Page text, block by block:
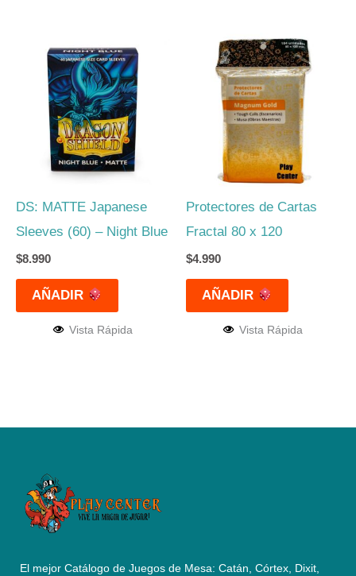
DS: MATTE Japanese
Sleeves (60) – Night Blue
$8.990
AÑADIR
Vista Rápida
Protectores de Cartas
Fractal 80 x 120
$4.990
AÑADIR
Vista Rápida
El mejor Catálogo de Juegos de Mesa: Catán, Córtex, Dixit,